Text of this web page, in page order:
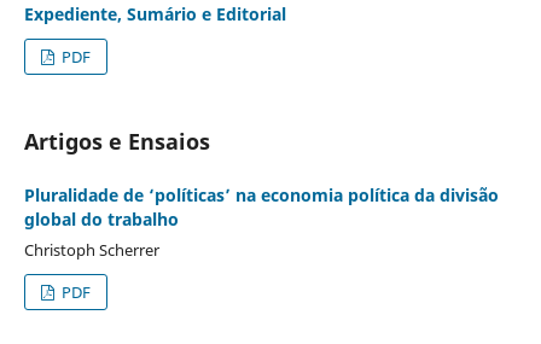
Expediente, Sumário e Editorial
PDF
Artigos e Ensaios
Pluralidade de ‘políticas’ na economia política da divisão
global do trabalho
Christoph Scherrer
PDF